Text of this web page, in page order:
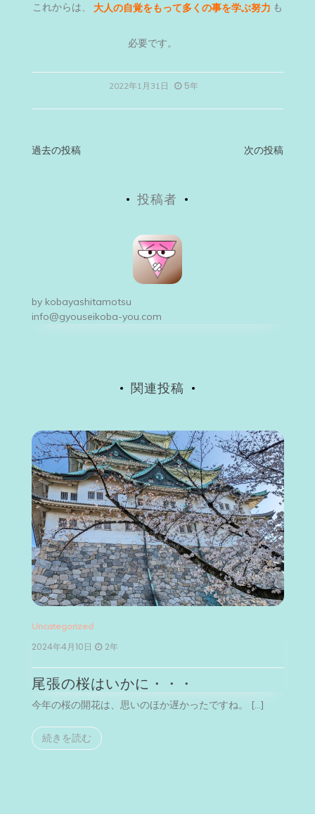
これからは、 大人の自覚をもって多くの事を学ぶ努力 も
必要です。
2022年1月31日 5年
投
ー
シ
過去の投稿 次の投稿
投稿者
by kobayashitamotsu
info@gyouseikoba-you.com
関連投稿
Uncategorized
2024年4月10日 2年
尾張の桜はいかに・・・
今年の桜の開花は、思いのほか遅かったですね。 […]
続きを読む